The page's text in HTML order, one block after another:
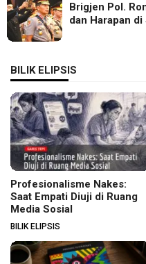
Brigjen Pol.
dan Harapan
BILIK ELIPSIS
Profesionalisme Nakes:
Saat Empati Diuji di Ruang
Media Sosial
BILIK ELIPSIS